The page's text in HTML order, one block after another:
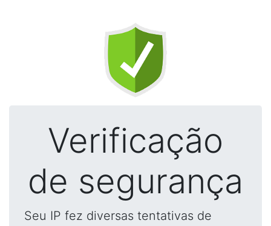
Verificação
de segurança
Seu IP fez diversas tentativas de